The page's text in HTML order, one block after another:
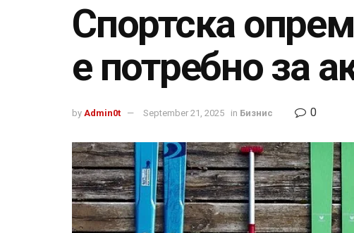
Спортска
е потребно за
by Admin0t September 21, 2025 in Бизнис 0